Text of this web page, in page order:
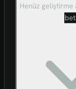
Henüz geliştirme